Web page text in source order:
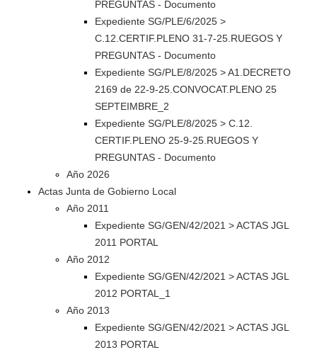
PREGUNTAS - Documento
Expediente SG/PLE/6/2025 >
C.12.CERTIF.PLENO 31-7-25.RUEGOS Y
PREGUNTAS - Documento
Expediente SG/PLE/8/2025 > A1.DECRETO
2169 de 22-9-25.CONVOCAT.PLENO 25
SEPTEIMBRE_2
Expediente SG/PLE/8/2025 > C.12.
CERTIF.PLENO 25-9-25.RUEGOS Y
PREGUNTAS - Documento
Año 2026
Actas Junta de Gobierno Local
Año 2011
Expediente SG/GEN/42/2021 > ACTAS JGL
2011 PORTAL
Año 2012
Expediente SG/GEN/42/2021 > ACTAS JGL
2012 PORTAL_1
Año 2013
Expediente SG/GEN/42/2021 > ACTAS JGL
2013 PORTAL